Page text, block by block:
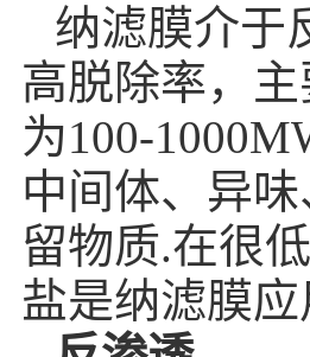
纳滤膜介于
高脱除率，
为100-
中间体、异
留物质.在很
盐是纳滤膜